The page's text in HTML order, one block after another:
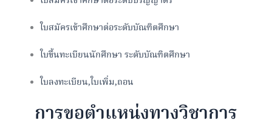
ใบสมัครเข้าศึกษาต่อระดับบัณฑิตศึกษา
ใบขึ้นทะเบียนนักศึกษา ระดับบัณฑิตศึกษา
ใบลงทะเบียน,ใบเพิ่ม,ถอน
การขอตำแหน่งทางวิชาการ